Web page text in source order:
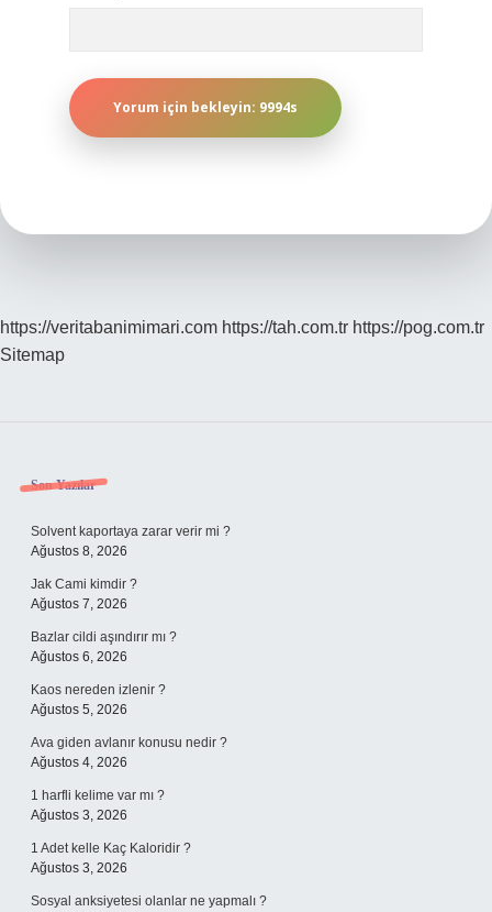
https://veritabanimimari.com https://tah.com.tr https://pog.com.tr
Sitemap
Sidebar
Son Yazılar
Solvent kaportaya zarar verir mi ?
Ağustos 8, 2026
Jak Cami kimdir ?
Ağustos 7, 2026
Bazlar cildi aşındırır mı ?
Ağustos 6, 2026
Kaos nereden izlenir ?
Ağustos 5, 2026
Ava giden avlanır konusu nedir ?
Ağustos 4, 2026
1 harfli kelime var mı ?
Ağustos 3, 2026
1 Adet kelle Kaç Kaloridir ?
Ağustos 3, 2026
Sosyal anksiyetesi olanlar ne yapmalı ?